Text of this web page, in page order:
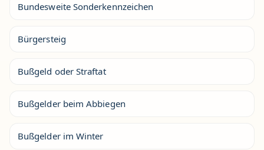
Bundesweite Sonderkennzeichen
Bürgersteig
Bußgeld oder Straftat
Bußgelder beim Abbiegen
Bußgelder im Winter